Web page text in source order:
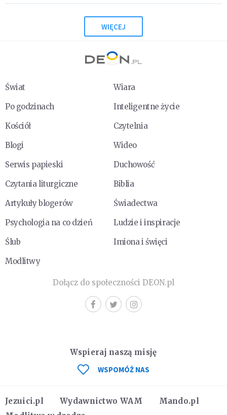
WIĘCEJ
Świat
Wiara
Po godzinach
Inteligentne życie
Kościół
Czytelnia
Blogi
Wideo
Serwis papieski
Duchowość
Czytania liturgiczne
Biblia
Artykuły blogerów
Świadectwa
Psychologia na co dzień
Ludzie i inspiracje
Ślub
Imiona i święci
Modlitwy
Dołącz do społeczności DEON.pl
Jezuici.pl Wydawnictwo WAM
Mando.pl
Wspieraj naszą misję
WSPOMÓŻ NAS